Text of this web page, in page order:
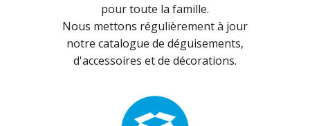
pour toute la famille.
Nous mettons régulièrement à jour
notre catalogue de déguisements,
d'accessoires et de décorations.